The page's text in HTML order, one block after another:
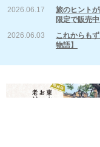
の風をそのまま閉じ
※サイズ：幅34㎝、
2026.06.17
旅のヒント
限定で販売中
2026.06.03
これからも
物語】